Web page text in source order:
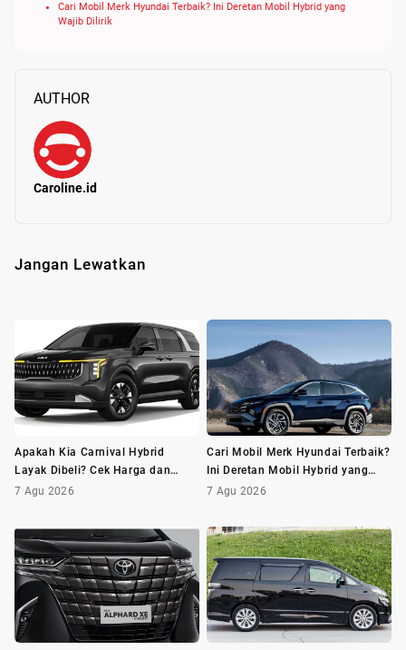
Cari Mobil Merk Hyundai Terbaik? Ini Deretan Mobil Hybrid yang
Wajib Dilirik
AUTHOR
Caroline.id
Jangan Lewatkan
Apakah Kia Carnival Hybrid
Layak Dibeli? Cek Harga dan
Minusnya Dulu
7 Agu 2026
Cari Mobil Merk Hyundai Terbaik?
Ini Deretan Mobil Hybrid yang
Wajib Dilirik
7 Agu 2026